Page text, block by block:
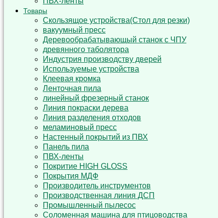
Товары
Cкользящoe устройствa(Стол для резки)
вакуумный пресс
Деревообрабатывающый станок с ЧПУ
древянного таболятора
Индустрия производству дверей
Используемые устройства
Клеевая кромка
Ленточная пила
линейный фрезерный станок
Линия покраски дерева
Линия разделения отходов
меламиновый пресс
Настенный покрытий из ПВХ
Панель пила
ПВХ-ленты
Покритие HIGH GLOSS
Покрытия МДФ
Производитель инструментов
Производственная линия ДСП
Промышленный пылесос
Соломенная машина для птицоводства